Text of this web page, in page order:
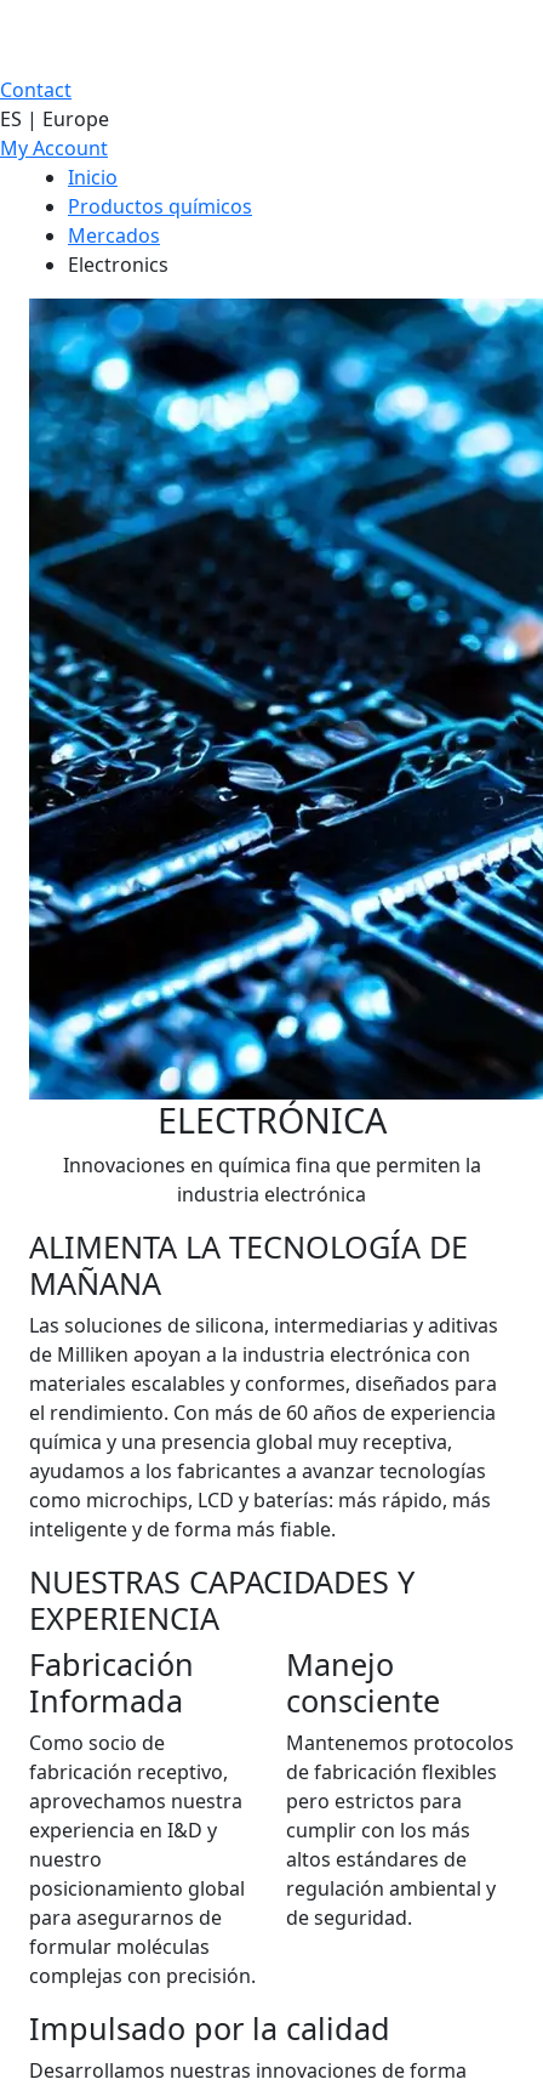
Contact
ES | Europe
My Account
Inicio
Productos químicos
Mercados
Electronics
ELECTRÓNICA
Innovaciones en química fina que permiten la
industria electrónica
ALIMENTA LA TECNOLOGÍA DE
MAÑANA
Las soluciones de silicona, intermediarias y aditivas
de Milliken apoyan a la industria electrónica con
materiales escalables y conformes, diseñados para
el rendimiento. Con más de 60 años de experiencia
química y una presencia global muy receptiva,
ayudamos a los fabricantes a avanzar tecnologías
como microchips, LCD y baterías: más rápido, más
inteligente y de forma más fiable.
NUESTRAS CAPACIDADES Y
EXPERIENCIA
Fabricación
Informada
Como socio de
fabricación receptivo,
aprovechamos nuestra
experiencia en I&D y
nuestro
posicionamiento global
para asegurarnos de
formular moléculas
complejas con precisión.
Manejo
consciente
Mantenemos protocolos
de fabricación flexibles
pero estrictos para
cumplir con los más
altos estándares de
regulación ambiental y
de seguridad.
Impulsado por la calidad
Desarrollamos nuestras innovaciones de forma